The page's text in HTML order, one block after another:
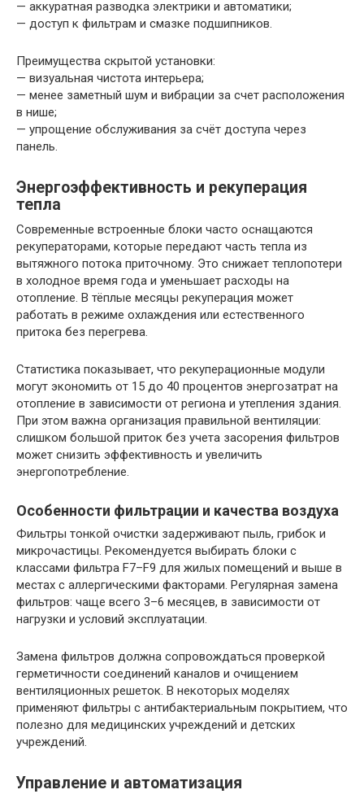
— аккуратная разводка электрики и автоматики;
— доступ к фильтрам и смазке подшипников.
Преимущества скрытой установки:
— визуальная чистота интерьера;
— менее заметный шум и вибрации за счет расположения
в нише;
— упрощение обслуживания за счёт доступа через
панель.
Энергоэффективность и рекуперация
тепла
Современные встроенные блоки часто оснащаются
рекуператорами, которые передают часть тепла из
вытяжного потока приточному. Это снижает теплопотери
в холодное время года и уменьшает расходы на
отопление. В тёплые месяцы рекуперация может
работать в режиме охлаждения или естественного
притока без перегрева.
Статистика показывает, что рекуперационные модули
могут экономить от 15 до 40 процентов энергозатрат на
отопление в зависимости от региона и утепления здания.
При этом важна организация правильной вентиляции:
слишком большой приток без учета засорения фильтров
может снизить эффективность и увеличить
энергопотребление.
Особенности фильтрации и качества воздуха
Фильтры тонкой очистки задерживают пыль, грибок и
микрочастицы. Рекомендуется выбирать блоки с
классами фильтра F7–F9 для жилых помещений и выше в
местах с аллергическими факторами. Регулярная замена
фильтров: чаще всего 3–6 месяцев, в зависимости от
нагрузки и условий эксплуатации.
Замена фильтров должна сопровождаться проверкой
герметичности соединений каналов и очищением
вентиляционных решеток. В некоторых моделях
применяют фильтры с антибактериальным покрытием, что
полезно для медицинских учреждений и детских
учреждений.
Управление и автоматизация